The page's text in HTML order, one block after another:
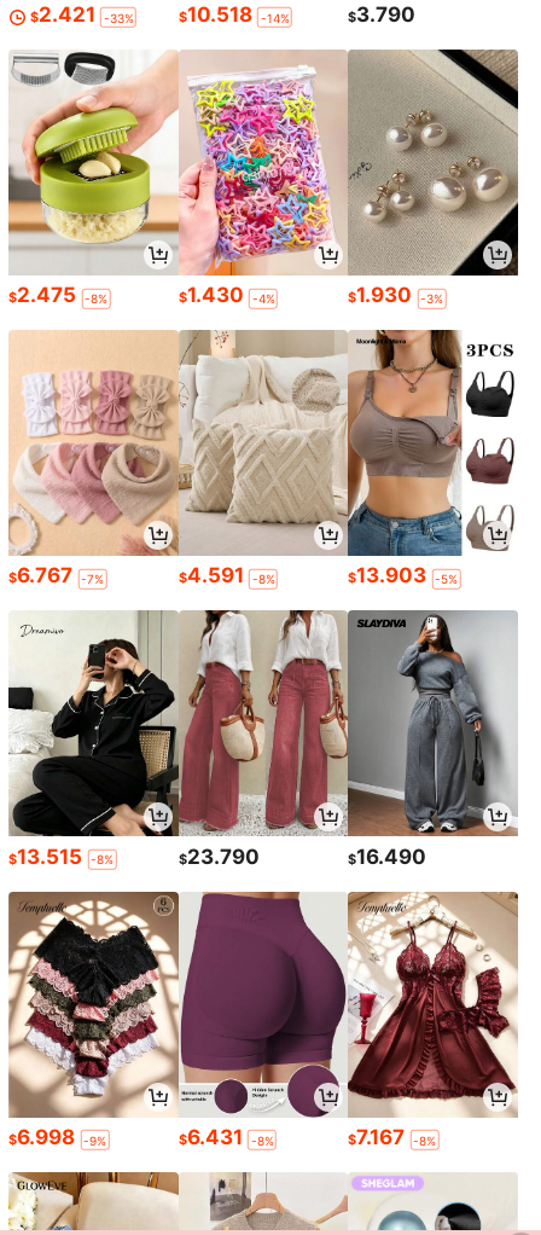
$2.421 -33% $10.518 -14% $3.790
$2.475 -8% $1.430 -4% $1.930 -3%
$6.767 -7% $4.591 -8% $13.903 -5%
$13.515 -8% $23.790 $16.490
$6.998 -9% $6.431 -8% $7.167 -8%